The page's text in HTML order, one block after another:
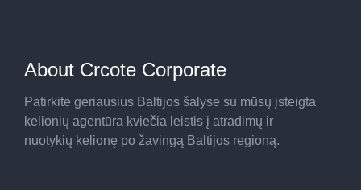
About Crcote Corporate
Patirkite geriausius Baltijos šalyse su mūsų įsteigta
kelionių agentūra kviečia leistis į atradimų ir
nuotykių kelionę po žavingą Baltijos regioną.